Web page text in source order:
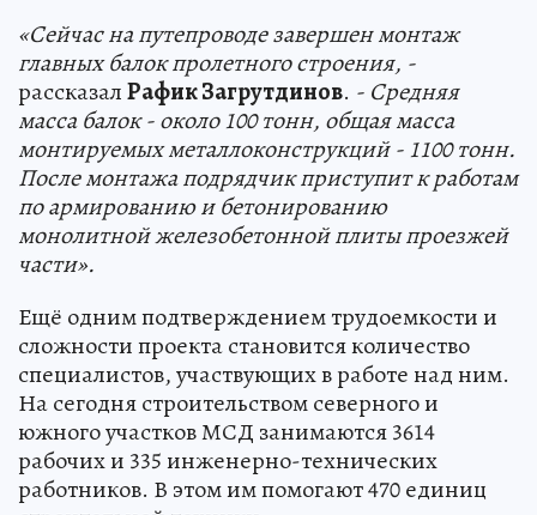
«Сейчас на путепроводе завершен монтаж
главных балок пролетного строения, -
рассказалРафик Загрутдинов. - Средняя
масса балок - около 100 тонн, общая масса
монтируемых металлоконструкций - 1100 тонн.
После монтажа подрядчик приступит к работам
по армированию и бетонированию
монолитной железобетонной плиты проезжей
части».
Ещё одним подтверждением трудоемкости и
сложности проекта становится количество
специалистов, участвующих в работе над ним.
На сегодня строительством северного и
южного участков МСД занимаются 3614
рабочих и 335 инженерно-технических
работников. В этом им помогают 470 единиц